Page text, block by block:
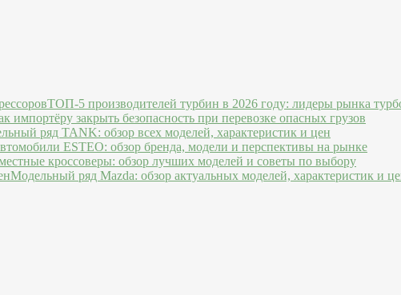
ТОП-5 производителей турбин в 2026 году: лидеры рынка
импортёру закрыть безопасность при перевозке опасных грузов
ряд TANK: обзор всех моделей, характеристик и цен
ESTEO: обзор бренда, модели и перспективы на рынке
кроссоверы: обзор лучших моделей и советы по выбору
Модельный ряд Mazda: обзор актуальных моделей, характеристик и